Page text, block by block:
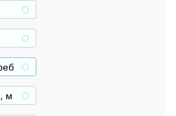
+
+
+
м
+